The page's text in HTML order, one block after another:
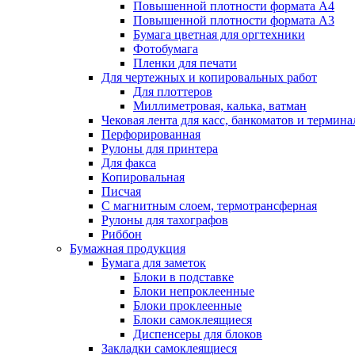
Повышенной плотности формата А4
Повышенной плотности формата А3
Бумага цветная для оргтехники
Фотобумага
Пленки для печати
Для чертежных и копировальных работ
Для плоттеров
Миллиметровая, калька, ватман
Чековая лента для касс, банкоматов и
Перфорированная
Рулоны для принтера
Для факса
Копировальная
Писчая
С магнитным слоем, термотрансферная
Рулоны для тахографов
Риббон
Бумажная продукция
Бумага для заметок
Блоки в подставке
Блоки непроклеенные
Блоки проклеенные
Блоки самоклеящиеся
Диспенсеры для блоков
Закладки самоклеящиеся